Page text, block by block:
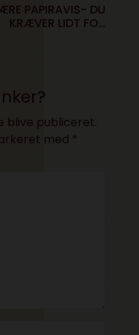
PAPIRAVIS- DU
KRÆVER LIDT FOR
blive publiceret.
med *